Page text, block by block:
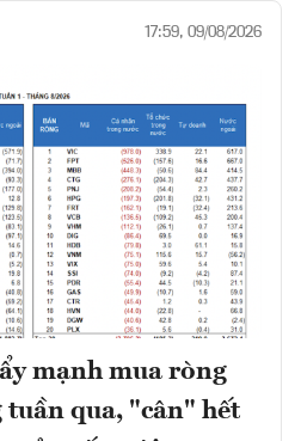
17:59, 09/08/2026
mạnh mua ròng
qua, "cân" hết